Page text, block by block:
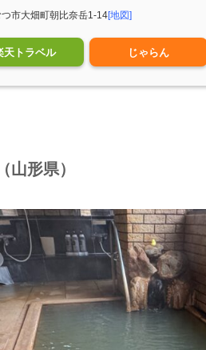
市大畑町朝比奈岳1-14[地図]
天トラベル じゃらん
山形県）